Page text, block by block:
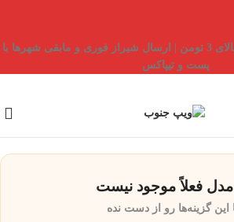
ارسال رایگان برای خرید بالای 3 تومن | ارسال شیراز فوری و مابقی شهرها با
پست و تیپاکس
مدل فعلاً موجود نیست
این گزینه‌ها رو از دست نده